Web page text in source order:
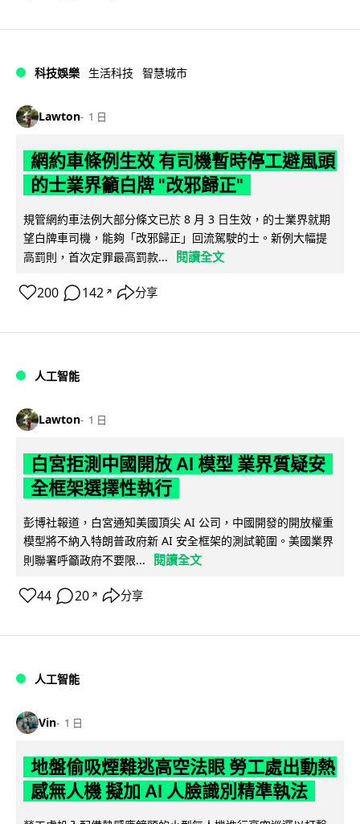
科技娛樂 生活科技 智慧城市
Lawton 1 日
網約車條例生效 有司機暫時停工避風頭
的士業界籲白牌 "改邪歸正"
規管網約車法例大部分條文已於 8 月 3 日生效，的士業界就期
望白牌車司機，能夠「改邪歸正」回流駕駛的士。新例大幅提
高罰則，首次定罪最高罰款...
閱讀全文
200 142 ↗ 分享
人工智能
Lawton 1 日
白宮拒測中國開放 AI 模型 業界質疑安
全框架選擇性執行
彭博社報道，白宮通知美國頂尖 AI 公司，中國開發的開放權重
模型將不納入特朗普政府新 AI 安全框架的測試範圍。美國業界
則聯署呼籲政府不要限...
閱讀全文
44 20 ↗ 分享
人工智能
Vin 1 日
地盤偷吸煙難逃高空法眼 勞工處出動熱
感無人機 擬加 AI 人臉識別精準執法